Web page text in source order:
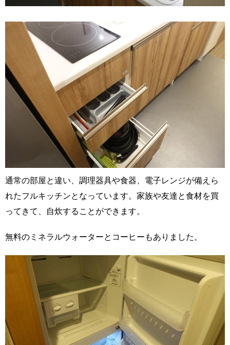
通常の部屋と違い、調理器具や食器、電子レンジが備えら
れたフルキッチンとなっています。家族や友達と食材を買
ってきて、自炊することができます。
無料のミネラルウォーターとコーヒーもありました。